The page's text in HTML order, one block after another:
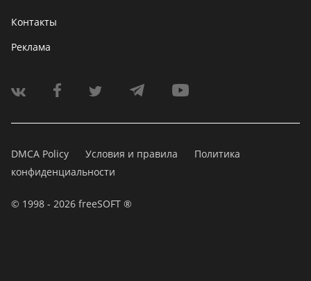
Контакты
Реклама
DMCA Policy Условия и правила
Политика
конфиденциальности
© 1998 - 2026 freeSOFT ®